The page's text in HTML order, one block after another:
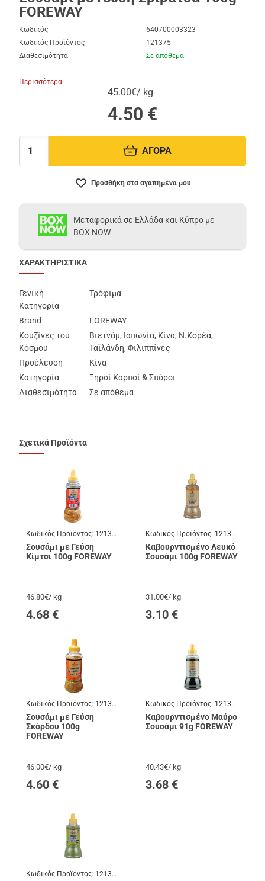
FOREWAY
Κωδικός
640700003323
Κωδικός Προϊόντος
121375
Διαθεσιμότητα
Σε απόθεμα
Περισσότερα
45.00€/ kg
4.50 €
Ποσότητα: ΑΓΟΡΑ
Προσθήκη στα αγαπημένα μου
Μεταφορικά σε Ελλάδα και Κύπρο με
BOX NOW
ΧΑΡΑΚΤΗΡΙΣΤΙΚΑ
Γενική
Κατηγορία
Τρόφιμα
Brand
FOREWAY
Κουζίνες του
Κόσμου
Βιετνάμ, Ιαπωνία, Κίνα, Ν.Κορέα,
Ταϊλάνδη, Φιλιππίνες
Προέλευση
Κίνα
Κατηγορία
Ξηροί Καρποί & Σπόροι
Διαθεσιμότητα
Σε απόθεμα
Σχετικά Προϊόντα
Κωδικός Προϊόντος: 121376
Σουσάμι με Γεύση
Κίμτσι 100g FOREWAY
46.80€/ kg
4.68€
Κωδικός Προϊόντος: 121342
Καβουρντισμένο Λευκό
Σουσάμι 100g FOREWAY
31.00€/ kg
3.10 €
Κωδικός Προϊόντος: 121348
Σουσάμι με Γεύση
Σκόρδου 100g
FOREWAY
46.00€/ kg
4.60€
Κωδικός Προϊόντος: 121341
Καβουρντισμένο Μαύρο
Σουσάμι 91g FOREWAY
40.43€/ kg
3.68 €
Κωδικός Προϊόντος: 121345